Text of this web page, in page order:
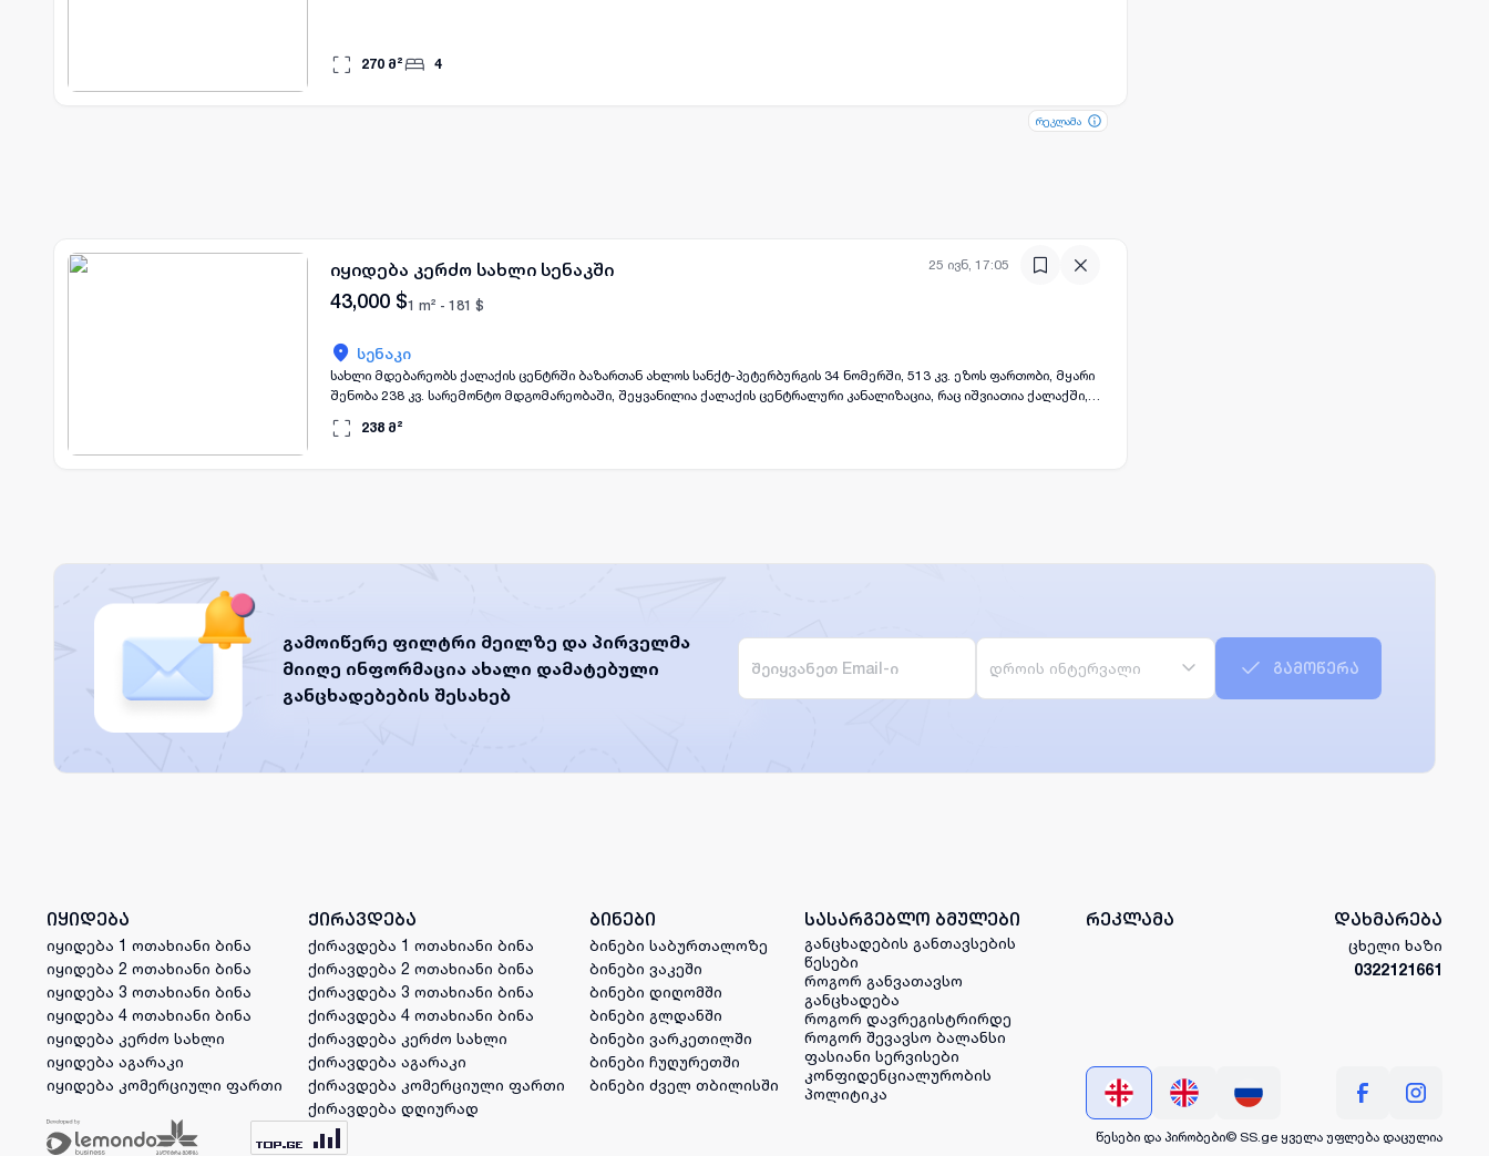
270 მ² 4
რეკლამა
რეკლამა
25 ივნ, 17:05
იყიდება კერძო სახლი სენაკში
43,000 $1 m² - 181 $
სენაკი
სახლი მდებარეობს ქალაქის ცენტრში ბაზართან ახლოს სანქტ-პეტერბურგის 34 ნომერში, 513 კვ. ეზოს ფართობი, მყარი
შენობა 238 კვ. სარემონტო მდგომარეობაში, შეყვანილია ქალაქის ცენტრალური კანალიზაცია, რაც იშვიათია ქალაქში,
ადგილს არ ახასიათებს სენაკისთვის დამახასიათებელი ნესტიანობა და ჭაობი. სურვილის შემთხვევაში შეგიძლიათ
კომერციულ ფართადაც გამოიყენოთ, ეზოში მოთავსდება გარაჟიც, ორივე სართული მაღალჭერიანია. შესაძლებელია
238 მ²
გამოიწერე ფილტრი მეილზე და პირველმა
მიიღე ინფორმაცია ახალი დამატებული
განცხადებების შესახებ
დროის ინტერვალი გამოწერა
იყიდება
იყიდება 1 ოთახიანი ბინა
იყიდება 2 ოთახიანი ბინა
იყიდება 3 ოთახიანი ბინა
იყიდება 4 ოთახიანი ბინა
იყიდება კერძო სახლი
იყიდება აგარაკი
იყიდება კომერციული ფართი
ქირავდება
ქირავდება 1 ოთახიანი ბინა
ქირავდება 2 ოთახიანი ბინა
ქირავდება 3 ოთახიანი ბინა
ქირავდება 4 ოთახიანი ბინა
ქირავდება კერძო სახლი
ქირავდება აგარაკი
ქირავდება კომერციული ფართი
ქირავდება დღიურად
ბინები
ბინები საბურთალოზე
ბინები ვაკეში
ბინები დიღომში
ბინები გლდანში
ბინები ვარკეთილში
ბინები ჩუღურეთში
ბინები ძველ თბილისში
სასარგებლო ბმულები
განცხადების განთავსების
წესები
როგორ განვათავსო
განცხადება
როგორ დავრეგისტრირდე
როგორ შევავსო ბალანსი
ფასიანი სერვისები
კონფიდენციალურობის
პოლიტიკა
რეკლამა დახმარება
ცხელი ხაზი
0322121661
წესები და პირობები© SS.ge ყველა უფლება დაცულია